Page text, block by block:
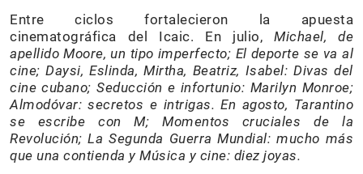
Entre ciclos fortalecieron la apuesta
cinematográfica del Icaic. En julio, Michael, de
apellido Moore, un tipo imperfecto; El deporte se va al
cine; Daysi, Eslinda, Mirtha, Beatriz, Isabel: Divas del
cine cubano; Seducción e infortunio: Marilyn Monroe;
Almodóvar: secretos e intrigas. En agosto, Tarantino
se escribe con M; Momentos cruciales de la
Revolución; La Segunda Guerra Mundial: mucho más
que una contienda y Música y cine: diez joyas.